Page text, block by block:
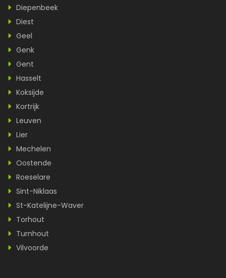
Diepenbeek
Diest
Geel
Genk
Gent
Hasselt
Koksijde
Kortrijk
Leuven
Lier
Mechelen
Oostende
Roeselare
Sint-Niklaas
St-Katelijne-Waver
Torhout
Turnhout
Vilvoorde